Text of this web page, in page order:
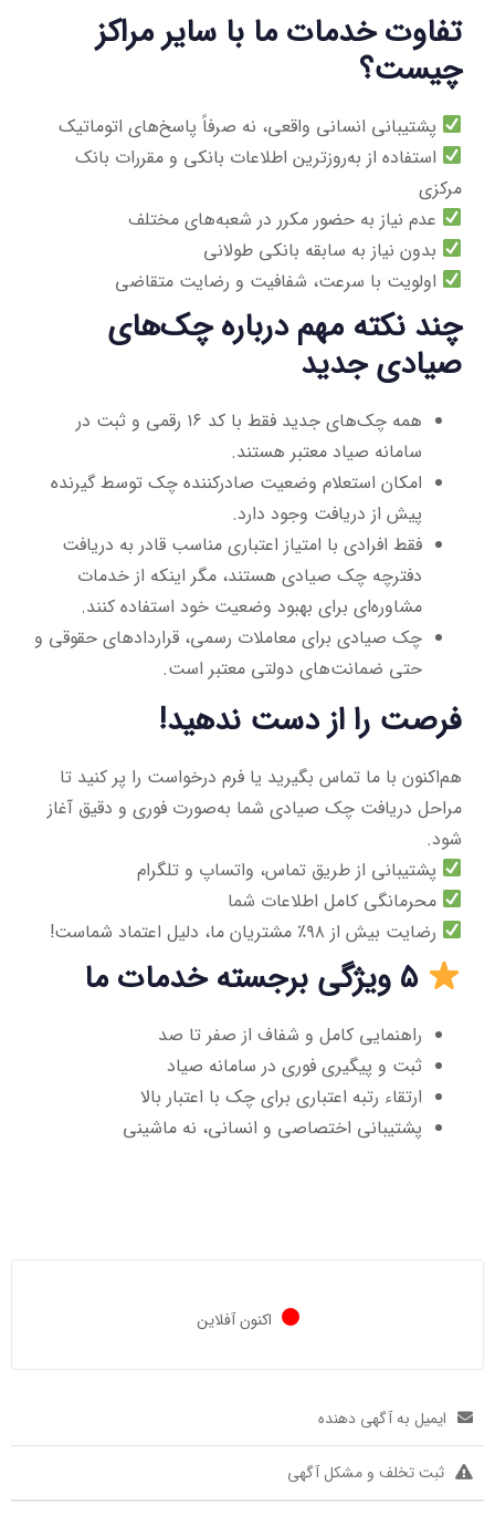
تفاوت خدمات ما با سایر مراکز
چیست؟
پشتیبانی انسانی واقعی، نه صرفاً پاسخ‌های اتوماتیک
استفاده از به‌روزترین اطلاعات بانکی و مقررات بانک
مرکزی
عدم نیاز به حضور مکرر در شعبه‌های مختلف
بدون نیاز به سابقه بانکی طولانی
اولویت با سرعت، شفافیت و رضایت متقاضی
چند نکته مهم درباره چک‌های
صیادی جدید
همه چک‌های جدید فقط با کد ۱۶ رقمی و ثبت در
سامانه صیاد معتبر هستند.
امکان استعلام وضعیت صادرکننده چک توسط گیرنده
پیش از دریافت وجود دارد.
فقط افرادی با امتیاز اعتباری مناسب قادر به دریافت
دفترچه چک صیادی هستند، مگر اینکه از خدمات
مشاوره‌ای برای بهبود وضعیت خود استفاده کنند.
چک صیادی برای معاملات رسمی، قراردادهای حقوقی و
حتی ضمانت‌های دولتی معتبر است.
فرصت را از دست ندهید!
هم‌اکنون با ما تماس بگیرید یا فرم درخواست را پر کنید تا
مراحل دریافت چک صیادی شما به‌صورت فوری و دقیق آغاز
شود.
پشتیبانی از طریق تماس، واتساپ و تلگرام
محرمانگی کامل اطلاعات شما
رضایت بیش از ۹۸٪ مشتریان ما، دلیل اعتماد شماست!
۵ ویژگی برجسته خدمات ما
راهنمایی کامل و شفاف از صفر تا صد
ثبت و پیگیری فوری در سامانه صیاد
ارتقاء رتبه اعتباری برای چک با اعتبار بالا
پشتیبانی اختصاصی و انسانی، نه ماشینی
اکنون آفلاین
ایمیل به آگهی دهنده
ثبت تخلف و مشکل آگهی